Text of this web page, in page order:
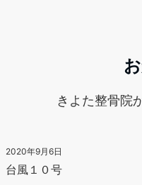
きよた整骨院
2020年9月6日
台風１０号